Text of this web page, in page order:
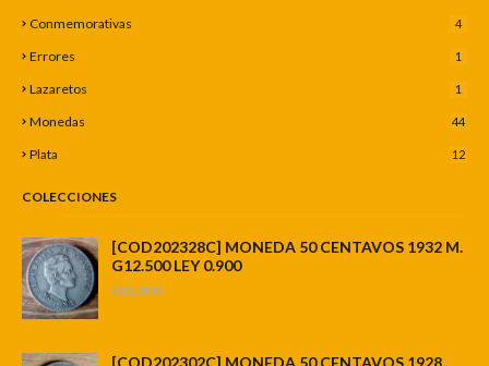
Conmemorativas 4
Errores 1
Lazaretos 1
Monedas 44
Plata 12
COLECCIONES
[COD202328C] MONEDA 50 CENTAVOS 1932 M.
G12.500 LEY 0.900
$82,000
[COD202302C] MONEDA 50 CENTAVOS 1928